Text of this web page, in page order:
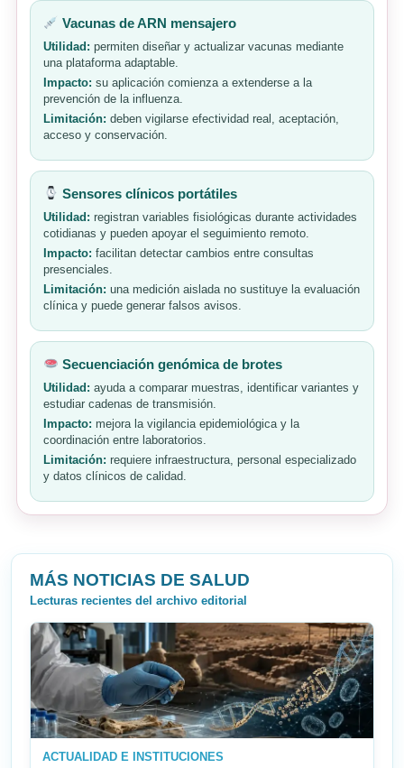
Vacunas de ARN mensajero
Utilidad: permiten diseñar y actualizar vacunas mediante
una plataforma adaptable.
Impacto: su aplicación comienza a extenderse a la
prevención de la influenza.
Limitación: deben vigilarse efectividad real, aceptación,
acceso y conservación.
Sensores clínicos portátiles
Utilidad: registran variables fisiológicas durante actividades
cotidianas y pueden apoyar el seguimiento remoto.
Impacto: facilitan detectar cambios entre consultas
presenciales.
Limitación: una medición aislada no sustituye la evaluación
clínica y puede generar falsos avisos.
Secuenciación genómica de brotes
Utilidad: ayuda a comparar muestras, identificar variantes y
estudiar cadenas de transmisión.
Impacto: mejora la vigilancia epidemiológica y la
coordinación entre laboratorios.
Limitación: requiere infraestructura, personal especializado
y datos clínicos de calidad.
MÁS NOTICIAS DE SALUD
Lecturas recientes del archivo editorial
ACTUALIDAD E INSTITUCIONES